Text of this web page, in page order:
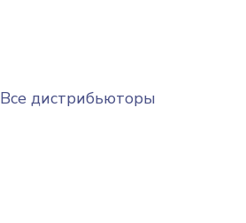
Все дистрибьюторы